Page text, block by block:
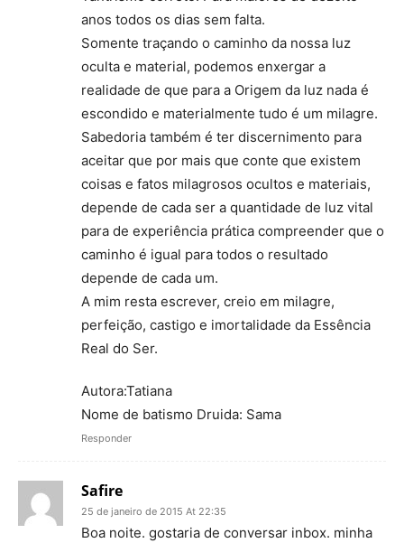
anos todos os dias sem falta.
Somente traçando o caminho da nossa luz
oculta e material, podemos enxergar a
realidade de que para a Origem da luz nada é
escondido e materialmente tudo é um milagre.
Sabedoria também é ter discernimento para
aceitar que por mais que conte que existem
coisas e fatos milagrosos ocultos e materiais,
depende de cada ser a quantidade de luz vital
para de experiência prática compreender que o
caminho é igual para todos o resultado
depende de cada um.
A mim resta escrever, creio em milagre,
perfeição, castigo e imortalidade da Essência
Real do Ser.
Autora:Tatiana
Nome de batismo Druida: Sama
Responder
Safire
25 de janeiro de 2015 At 22:35
Boa noite. gostaria de conversar inbox. minha